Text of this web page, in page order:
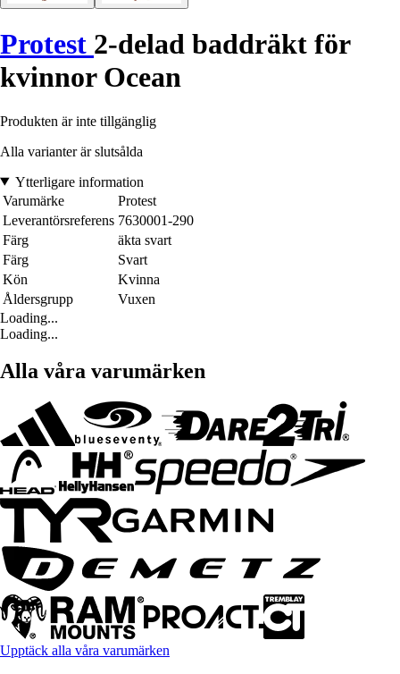
Protest 2-delad baddräkt för
kvinnor Ocean
Produkten är inte tillgänglig
Alla varianter är slutsålda
Ytterligare information
Varumärke
Protest
Leverantörsreferens 7630001-290
Färg
äkta svart
Färg
Svart
Kön
Kvinna
Åldersgrupp
Vuxen
Loading...
Loading...
Alla våra varumärken
Upptäck alla våra varumärken